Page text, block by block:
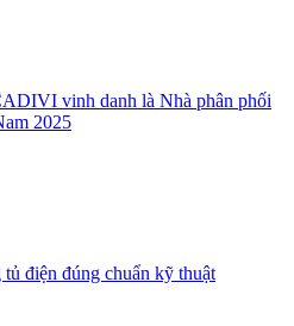
vinh danh là Nhà phân phối
2025
điện đúng chuẩn kỹ thuật